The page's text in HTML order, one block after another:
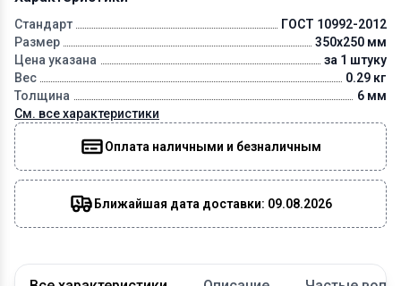
Стандарт
ГОСТ 10992-2012
Размер
350x250 мм
Цена указана
за 1 штуку
Вес
0.29 кг
Толщина
6 мм
См. все характеристики
Оплата наличными и безналичным
Ближайшая дата доставки: 09.08.2026